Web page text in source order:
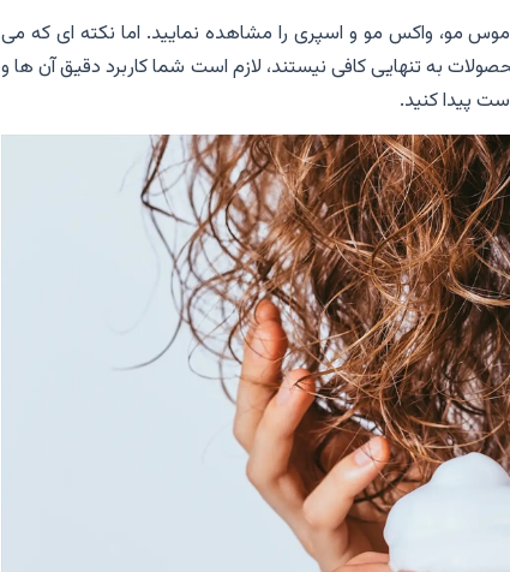
مو، واکس مو و اسپری را مشاهده نمایید. اما نکته ای که می
به تنهایی کافی نیستند، لازم است شما کاربرد دقیق آن ها و
پیدا کنید.